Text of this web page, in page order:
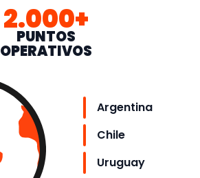
2.000+
PUNTOS
OPERATIVOS
Argentina
Chile
Uruguay